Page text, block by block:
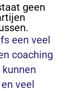
geen
een veel
coaching
veel